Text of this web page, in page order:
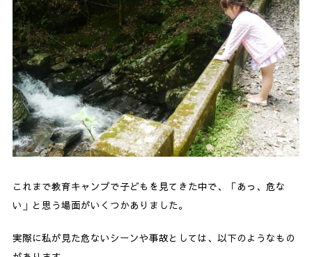
これまで教育キャンプで子どもを見てきた中で、「あっ、危な
い」と思う場面がいくつかありました。
実際に私が見た危ないシーンや事故としては、以下のようなもの